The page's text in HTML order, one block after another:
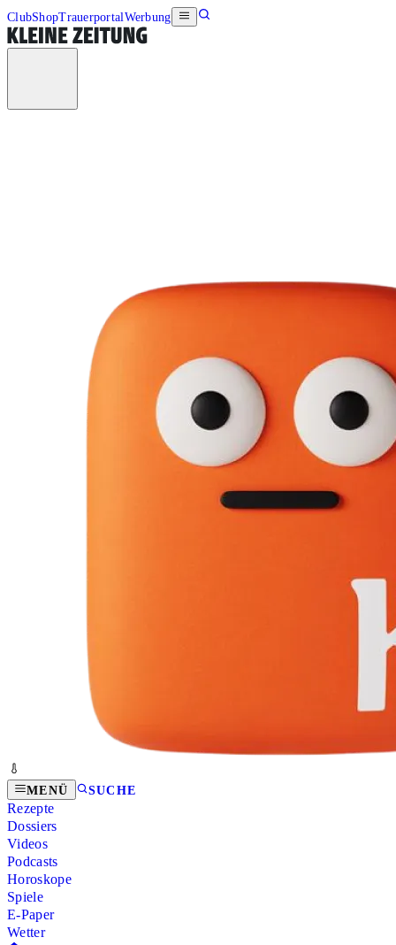
ClubShopTrauerportalWerbung
MENÜ SUCHE
Rezepte
Dossiers
Videos
Podcasts
Horoskope
Spiele
E-Paper
Wetter